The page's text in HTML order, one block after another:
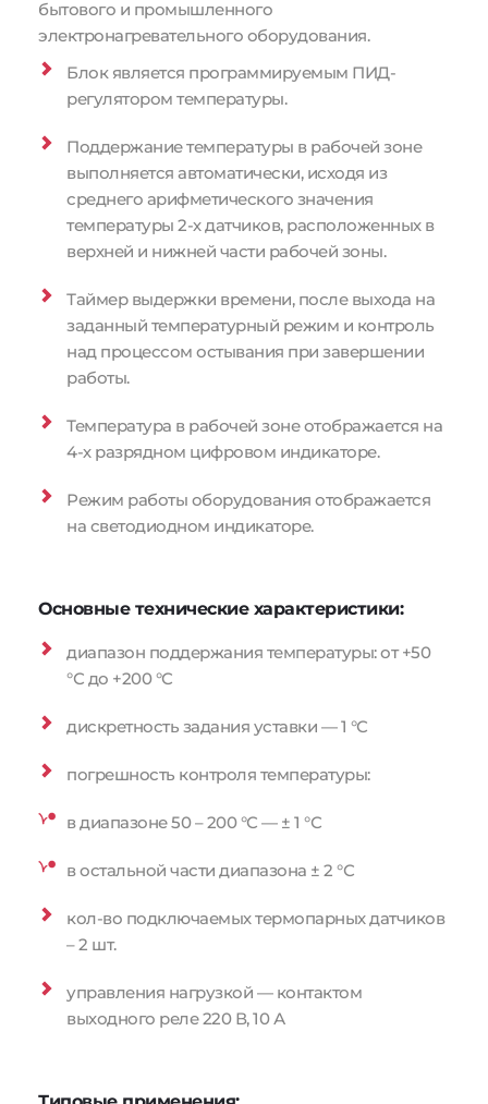
бытового и промышленного
электронагревательного оборудования.
Блок является программируемым ПИД-
регулятором температуры.
Поддержание температуры в рабочей зоне
выполняется автоматически, исходя из
среднего арифметического значения
температуры 2-х датчиков, расположенных в
верхней и нижней части рабочей зоны.
Таймер выдержки времени, после выхода на
заданный температурный режим и контроль
над процессом остывания при завершении
работы.
Температура в рабочей зоне отображается на
4-х разрядном цифровом индикаторе.
Режим работы оборудования отображается
на светодиодном индикаторе.
Основные технические характеристики:
диапазон поддержания температуры: от +50
°С до +200 °С
дискретность задания уставки — 1 °С
погрешность контроля температуры:
в диапазоне 50 – 200 °С — ± 1 °С
в остальной части диапазона ± 2 °С
кол-во подключаемых термопарных датчиков
– 2 шт.
управления нагрузкой — контактом
выходного реле 220 В, 10 А